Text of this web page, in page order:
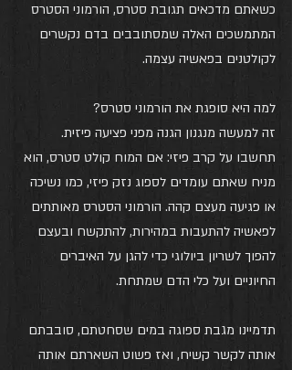
כשאתם מדכאים תגובת סטרס, הורמוני הסטרס
המתמשכים האלה שמסתובבים בדם נקשרים
לקולטנים בפאשיה עצמה.
למה היא סופגת את הורמוני סטרס?
זה למעשה מנגנון הגנה מפני פציעה פיזית.
תחשבו על קרב פיזי: אם המוח קולט סטרס, הוא
מניח שאתם עומדים לספוג נזק פיזי, כמו נשיכה
או פגיעה מעצם קהה. הורמוני הסטרס מאותתים
לפאשיה להתעבות במהירות, להתקשח ובעצם
להפוך לשריון ביולוגי כדי להגן על האיברים
החיוניים ועל כלי הדם שמתחת.
תדמיינו מגבת ספוגה במים שסחטתם, סובבתם
אותה לקשר קשיח, ואז פשוט השארתם אותה